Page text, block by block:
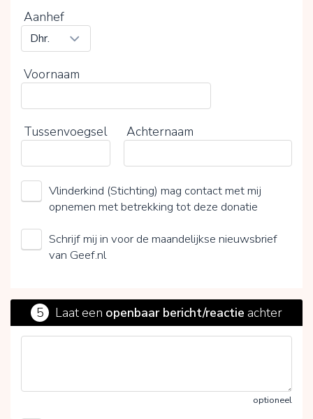
Aanhef
Voornaam
Tussenvoegsel Achternaam
Vlinderkind (Stichting) mag contact met mij
opnemen met betrekking tot deze donatie
Schrijf mij in voor de maandelijkse nieuwsbrief
van Geef.nl
5 Laat een openbaar bericht/reactie achter
optioneel